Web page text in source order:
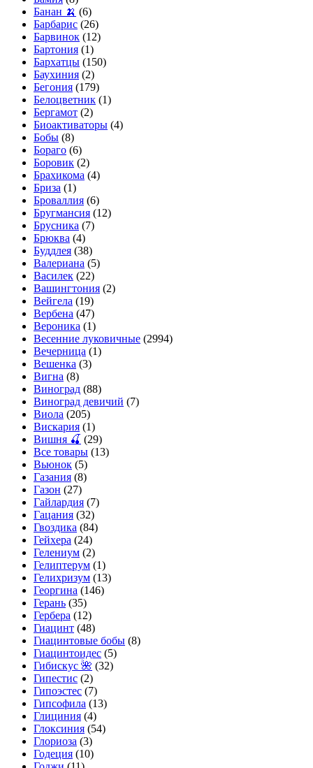
Банан 🍌 (6)
Барбарис (26)
Барвинок (12)
Бартония (1)
Бархатцы (150)
Баухиния (2)
Бегония (179)
Белоцветник (1)
Бергамот (2)
Биоактиваторы (4)
Бобы (8)
Бораго (6)
Боровик (2)
Брахикома (4)
Бриза (1)
Броваллия (6)
Бругмансия (12)
Брусника (7)
Брюква (4)
Буддлея (38)
Валериана (5)
Василек (22)
Вашингтония (2)
Вейгела (19)
Вербена (47)
Вероника (1)
Весенние луковичные (2994)
Вечерница (1)
Вешенка (3)
Вигна (8)
Виноград (88)
Виноград девичий (7)
Виола (205)
Вискария (1)
Вишня 🍒 (29)
Все товары (13)
Вьюнок (5)
Газания (8)
Газон (27)
Гайлардия (7)
Гацания (32)
Гвоздика (84)
Гейхера (24)
Гелениум (2)
Гелиптерум (1)
Гелихризум (13)
Георгина (146)
Герань (35)
Гербера (12)
Гиацинт (48)
Гиацинтовые бобы (8)
Гиацинтоидес (5)
Гибискус 🌺 (32)
Гипестис (2)
Гипоэстес (7)
Гипсофила (13)
Глициния (4)
Глоксиния (54)
Глориоза (3)
Годеция (10)